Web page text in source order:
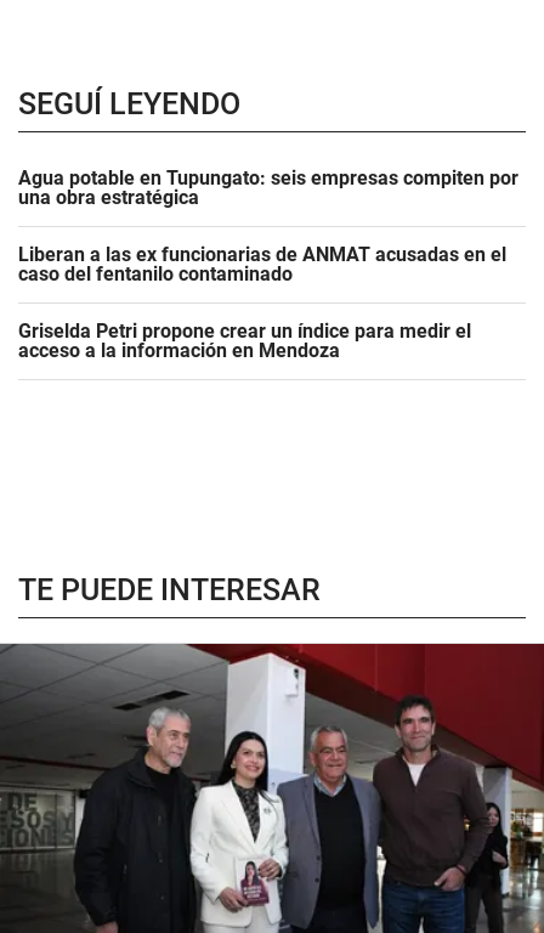
SEGUÍ LEYENDO
Agua potable en Tupungato: seis empresas compiten por
una obra estratégica
Liberan a las ex funcionarias de ANMAT acusadas en el
caso del fentanilo contaminado
Griselda Petri propone crear un índice para medir el
acceso a la información en Mendoza
TE PUEDE INTERESAR